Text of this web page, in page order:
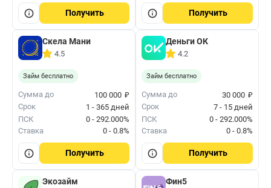
Получить Получить
Скела Мани
4.5
Займ бесплатно
Сумма до 100 000 ₽
Срок
1 - 365 дней
ПСК
0 - 292.000%
Ставка
0 - 0.8%
Получить
Деньги ОК
4.2
Займ бесплатно
Сумма до 30 000 ₽
Срок
7 - 15 дней
ПСК
0 - 292.000%
Ставка
0 - 0.8%
Получить
Экозайм Фин5